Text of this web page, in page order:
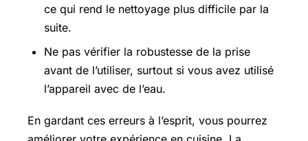
ce qui rend le nettoyage plus difficile par la
suite.
Ne pas vérifier la robustesse de la prise
avant de l’utiliser, surtout si vous avez utilisé
l’appareil avec de l’eau.
En gardant ces erreurs à l’esprit, vous pourrez